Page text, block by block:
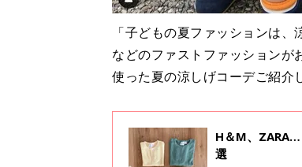
「子どもの夏ファッションは
などのファストファッションが
使った夏の涼しげコーデご紹介
H＆M、ZARA…
選